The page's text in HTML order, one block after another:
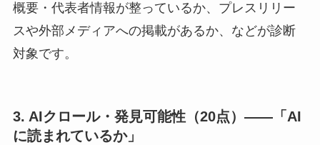
概要・代表者情報が整っているか、プレスリリー
スや外部メディアへの掲載があるか、などが診断
対象です。
3. AIクロール・発見可能性（20点）——「AI
に読まれているか」